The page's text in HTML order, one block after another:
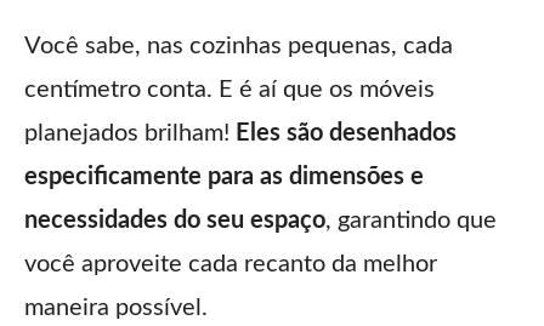
Você sabe, nas cozinhas pequenas, cada
centímetro conta. E é aí que os móveis
planejados brilham! Eles são desenhados
especificamente para as dimensões e
necessidades do seu espaço, garantindo que
você aproveite cada recanto da melhor
maneira possível.